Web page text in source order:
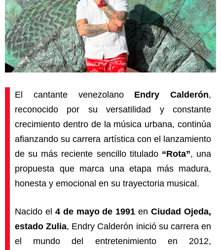
El cantante venezolano Endry Calderón,
reconocido por su versatilidad y constante
crecimiento dentro de la música urbana, continúa
afianzando su carrera artística con el lanzamiento
de su más reciente sencillo titulado “Rota”, una
propuesta que marca una etapa más madura,
honesta y emocional en su trayectoria musical.
Nacido el 4 de mayo de 1991 enCiudad Ojeda,
estado Zulia, Endry Calderón inició su carrera en
el mundo del entretenimiento en 2012,